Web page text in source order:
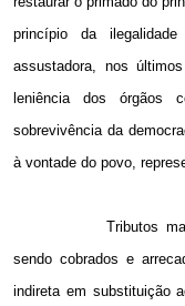
princípio da
assustadora, nos
leniência dos órgãos
sobrevivência da
à vontade do povo,
Tributos
sendo cobrados e
indireta em substituição